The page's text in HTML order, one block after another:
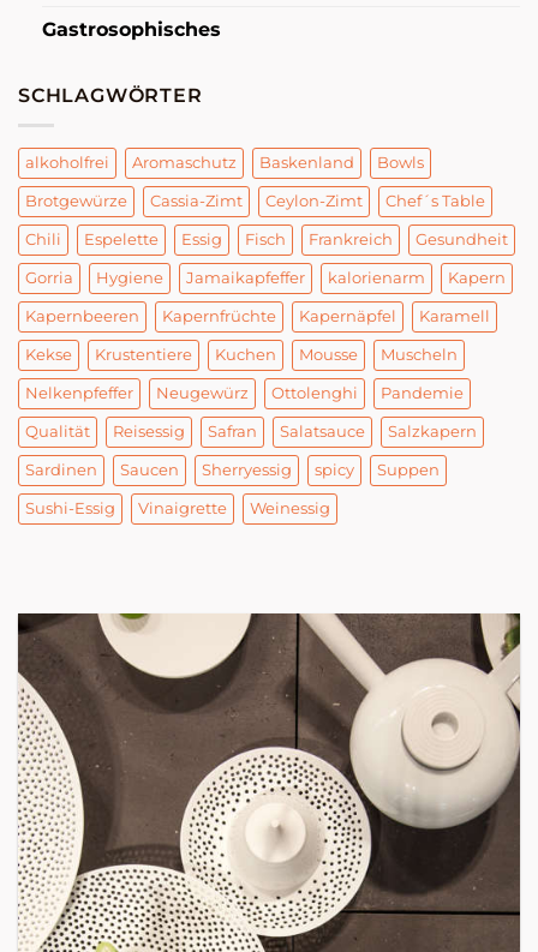
Gastrosophisches
SCHLAGWÖRTER
alkoholfrei Aromaschutz Baskenland Bowls
Brotgewürze Cassia-Zimt Ceylon-Zimt Chef´s Table
Chili Espelette Essig Fisch Frankreich Gesundheit
Gorria Hygiene Jamaikapfeffer kalorienarm Kapern
Kapernbeeren Kapernfrüchte Kapernäpfel Karamell
Kekse Krustentiere Kuchen Mousse Muscheln
Nelkenpfeffer Neugewürz Ottolenghi Pandemie
Qualität Reisessig Safran Salatsauce Salzkapern
Sardinen Saucen Sherryessig spicy Suppen
Sushi-Essig Vinaigrette Weinessig